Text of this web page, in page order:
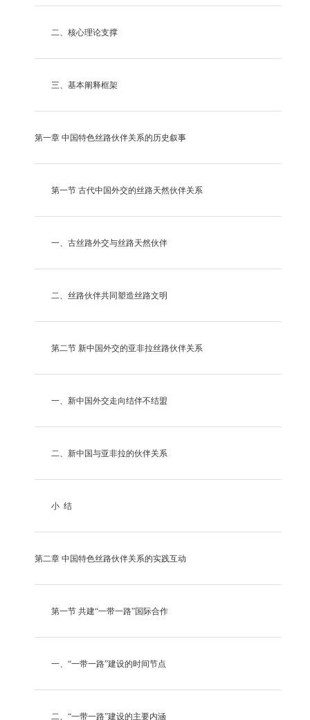
二、核心理论支撑
三、基本阐释框架
第一章 中国特色丝路伙伴关系的历史叙事
第一节 古代中国外交的丝路天然伙伴关系
一、古丝路外交与丝路天然伙伴
二、丝路伙伴共同塑造丝路文明
第二节 新中国外交的亚非拉丝路伙伴关系
一、新中国外交走向结伴不结盟
二、新中国与亚非拉的伙伴关系
小 结
第二章 中国特色丝路伙伴关系的实践互动
第一节 共建“一带一路”国际合作
一、 “一带一路”建设的时间节点
二、 “一带一路”建设的主要内涵